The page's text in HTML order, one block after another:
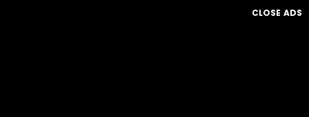
CLOSE ADS